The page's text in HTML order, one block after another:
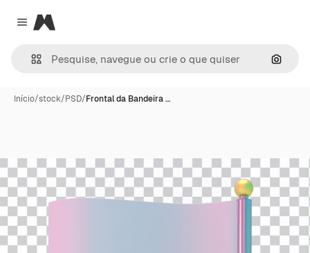
Close menu
Magnific
Início/stock/PSD/Frontal da Bandeira …